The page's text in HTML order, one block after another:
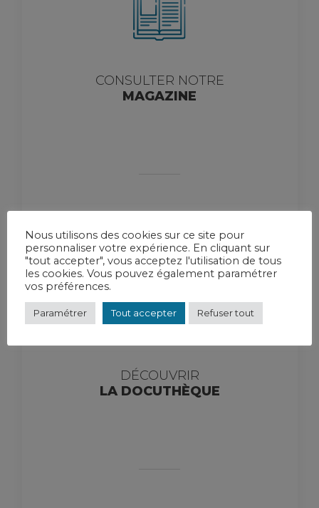
CONSULTER NOTRE
MAGAZINE
DÉCOUVRIR
LA DOCUTHÈQUE
Nous utilisons des cookies sur ce site pour
personnaliser votre expérience. En cliquant sur
"tout accepter", vous acceptez l'utilisation de tous
les cookies. Vous pouvez également paramétrer
vos préférences.
Paramétrer Tout accepter Refuser tout